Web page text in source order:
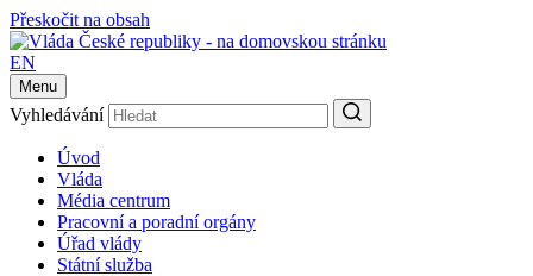
Přeskočit na obsah
EN
Menu
Vyhledávání
Úvod
Vláda
Média centrum
Pracovní a poradní orgány
Úřad vlády
Státní služba